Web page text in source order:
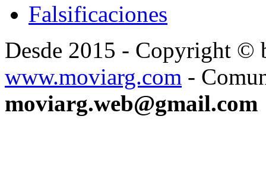
Falsificaciones
Desde 2015 - Copyright ©
www.moviarg.com -
moviarg.web@gmail.com